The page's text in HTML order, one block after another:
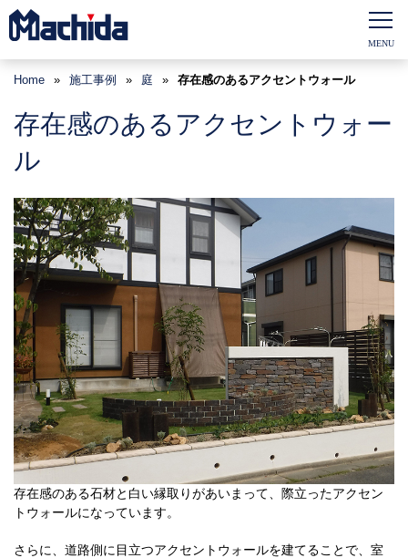
Home » 施工事例 » 庭 » 存在感のあるアクセントウォール
存在感のあるアクセントウォー
ル
存在感のある石材と白い縁取りがあいまって、際立ったアクセン
トウォールになっています。
さらに、道路側に目立つアクセントウォールを建てることで、室